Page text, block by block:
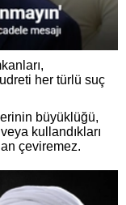
her türlü suç
büyüklüğü,
kullandıkları
çeviremez.